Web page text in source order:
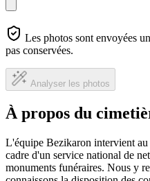
Les photos sont envoyées
pas conservées.
Analyser les photos
À propos du
L'équipe Bezikaron intervient
cadre d'un service national de
monuments funéraires. Nous y